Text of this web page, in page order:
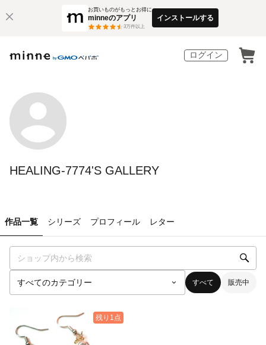
お買いものがもっとお得に
minneのアプリ
3万件以上
インストールする
ログイン
HEALING-7774'S GALLERY
作品一覧 シリーズ プロフィール レター
すべて 販売中
残り1点